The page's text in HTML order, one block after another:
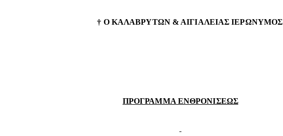
† Ο ΚΑΛΑΒΡΥΤΩΝ & ΑΙΓΙΑΛΕΙΑΣ ΙΕΡΩΝΥΜΟΣ
ΠΡΟΓΡΑΜΜΑ ΕΝΘΡΟΝΙΣΕΩΣ